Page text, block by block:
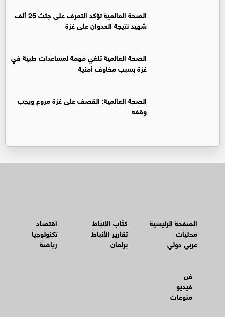
الصحة العالمية تؤكد التعرف على جثث 25 ألف
شهيد نتيجة العدوان على غزة
الصحة العالمية تلغي مهمة لمساعدات طبية في
غزة بسبب مخاوف أمنية
الصحة العالمية: القصف على غزة مروع ويجب
وقفه
الصفحة الرئيسية
محليات
عربي دولي
كتّاب الأنباط
تقارير الأنباط
برلمان
اقتصاد
تكنولوجيا
رياضة
فن
فيديو
منوعات